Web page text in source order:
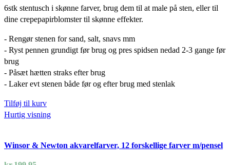
pris
var:
pris
er:
6stk stentusch i skønne farver, brug dem til at male på sten, eller til
dine crepepapirblomster til skønne effekter.
- Rengør stenen for sand, salt, snavs mm
- Ryst pennen grundigt før brug og pres spidsen nedad 2-3 gange før
brug
- Påsæt hætten straks efter brug
- Laker evt stenen både før og efter brug med stenlak
Tilføj til kurv
Hurtig visning
Winsor & Newton akvarelfarver, 12 forskellige farver m/pensel